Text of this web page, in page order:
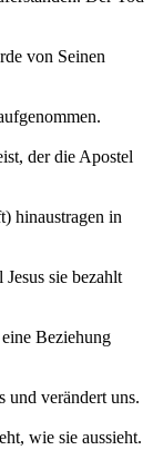
von Seinen
der die Apostel
hinaustragen in
sie bezahlt
Beziehung
und verändert uns.
wie sie aussieht.